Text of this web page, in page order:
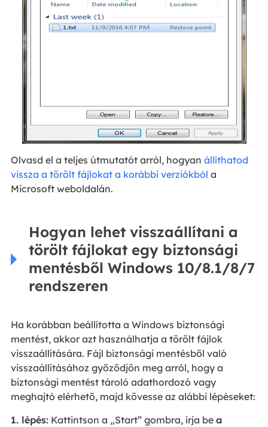
Olvasd el a teljes útmutatót arról, hogyan állíthatod
vissza a törölt fájlokat a korábbi verziókból a
Microsoft weboldalán.
Hogyan lehet visszaállítani a
törölt fájlokat egy biztonsági
mentésből Windows 10/8.1/8/7
rendszeren
Ha korábban beállította a Windows biztonsági
mentést, akkor azt használhatja a törölt fájlok
visszaállítására. Fájl biztonsági mentésből való
visszaállításához győződjön meg arról, hogy a
biztonsági mentést tároló adathordozó vagy
meghajtó elérhető, majd kövesse az alábbi lépéseket:
1. lépés:Kattintson a „Start” gombra, írja be a